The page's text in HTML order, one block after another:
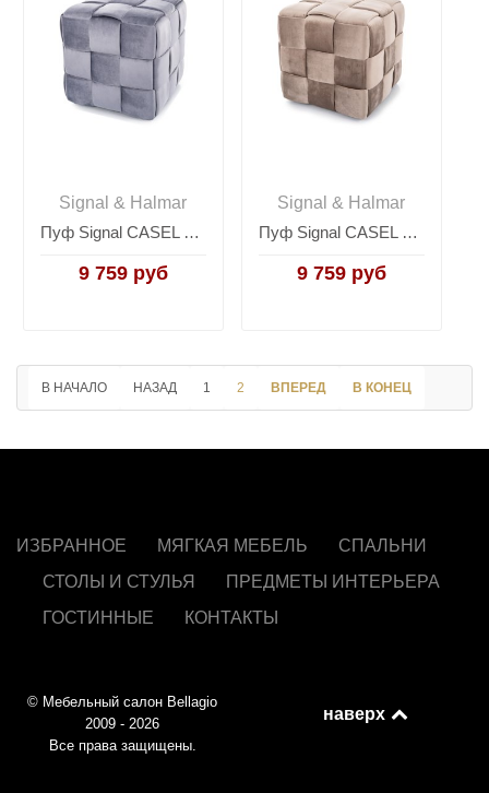
Signal & Halmar
Пуф Signal CASEL Velvet (серый)
9 759 руб
Signal & Halmar
Пуф Signal CASEL Velvet (темно-бежевый)
9 759 руб
В НАЧАЛО НАЗАД 1 2 ВПЕРЕД В КОНЕЦ
ИЗБРАННОЕ МЯГКАЯ МЕБЕЛЬ
СПАЛЬНИ
СТОЛЫ И СТУЛЬЯ
ПРЕДМЕТЫ ИНТЕРЬЕРА
ГОСТИННЫЕ
КОНТАКТЫ
© Мебельный салон Bellagio
2009 - 2026
Все права защищены.
наверх